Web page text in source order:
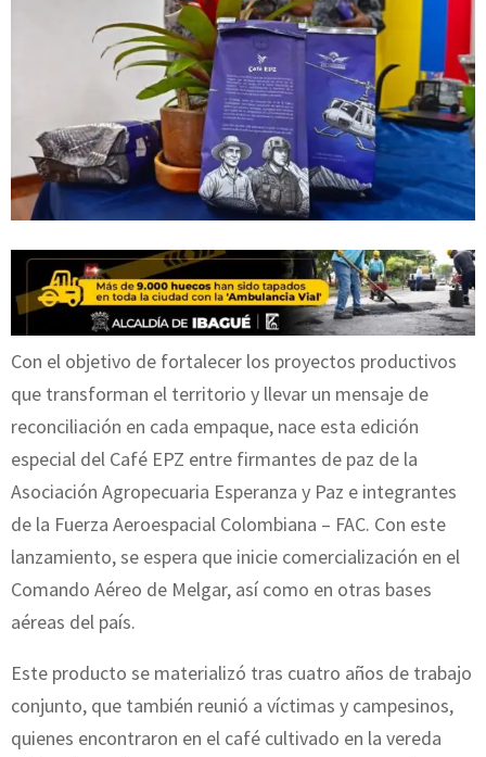
Con el objetivo de fortalecer los proyectos productivos
que transforman el territorio y llevar un mensaje de
reconciliación en cada empaque, nace esta edición
especial del Café EPZ entre firmantes de paz de la
Asociación Agropecuaria Esperanza y Paz e integrantes
de la Fuerza Aeroespacial Colombiana – FAC. Con este
lanzamiento, se espera que inicie comercialización en el
Comando Aéreo de Melgar, así como en otras bases
aéreas del país.
Este producto se materializó tras cuatro años de trabajo
conjunto, que también reunió a víctimas y campesinos,
quienes encontraron en el café cultivado en la vereda